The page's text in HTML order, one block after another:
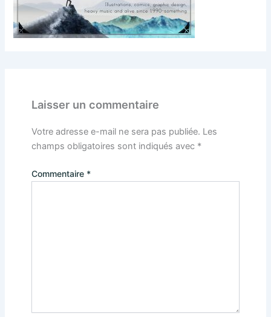
Laisser un commentaire
Votre adresse e-mail ne sera pas publiée. Les
champs obligatoires sont indiqués avec *
Commentaire *